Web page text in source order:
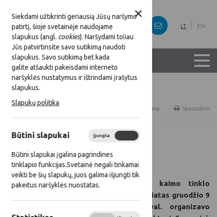
Siekdami užtikrinti geriausią Jūsų naršymo
patirtį, šioje svetainėje naudojame
slapukus (angl. cookies). Naršydami toliau
Jūs patvirtinsite savo sutikimą naudoti
slapukus. Savo sutikimą bet kada
galite atšaukti pakeisdami interneto
naršyklės nustatymus ir ištrindami įrašytus
slapukus.
Slapukų politika
Būtini slapukai Įjungta
Būtini slapukai įgalina pagrindines
tinklapio funkcijas.Svetainė negali tinkamai
veikti be šių slapukų, juos galima išjungti tik
pakeitus naršyklės nuostatas.
LT EN
Titulinis
Spausdinti
Naujienų prenumerata
Visos naujienos
2024 12 09
Lietuvos kaimo tinklo
sekretoriatas gruodžio 9
d. 14 val. organizavo